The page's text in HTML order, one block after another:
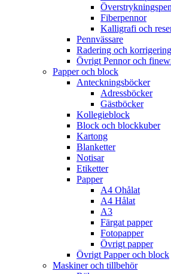
Fiberpennor
Kalligrafi och
Pennvässare
Radering och korrigering
Övrigt Pennor och
Papper och block
Anteckningsböcker
Adressböcker
Gästböcker
Kollegieblock
Block och blockkuber
Kartong
Blanketter
Notisar
Etiketter
Papper
A4 Ohålat
A4 Hålat
A3
Färgat papper
Fotopapper
Övrigt papper
Övrigt Papper och block
Maskiner och tillbehör